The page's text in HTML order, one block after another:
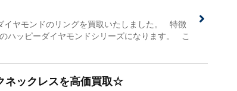
イヤモンドのリングを買取いたしました。 特徴
ハッピーダイヤモンドシリーズになります。 こ
ネックレスを高価買取☆